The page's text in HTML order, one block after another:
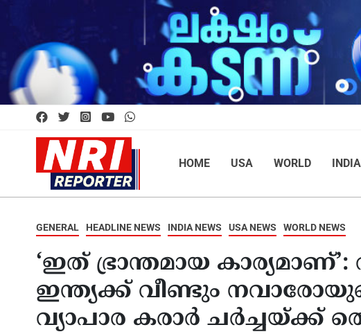
HOME USA WORLD INDIA
GENERAL HEADLINE NEWS INDIA NEWS USA NEWS WORLD NEWS
‘ഇത് ഭ്രാന്തമായ
ഇന്ത്യക്ക് വീണ്ടും
വ്യാപാര കരാര്‍ ചര്‍ച്ചയ്ക്ക്